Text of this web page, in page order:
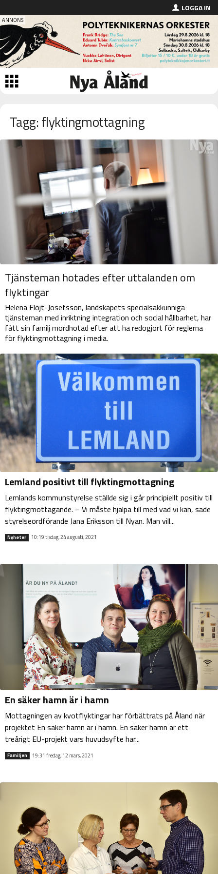
LOGGA IN
Tagg: flyktingmottagning
Tjänsteman hotades efter uttalanden om
flyktingar
Helena Flöjt-Josefsson, landskapets specialsakkunniga
tjänsteman med inriktning integration och social hållbarhet, har
fått sin familj mordhotad efter att ha redogjort för reglerna
för flyktingmottagning i media.
Lemland positivt till flyktingmottagning
Lemlands kommunstyrelse ställde sig i går principiellt positiv till
flyktingmottagande. – Vi måste hjälpa till med vad vi kan, sade
styrelseordförande Jana Eriksson till Nyan. Man vill...
Nyheter 10:19 tisdag, 24 augusti, 2021
En säker hamn är i hamn
Mottagningen av kvotflyktingar har förbättrats på Åland när
projektet En säker hamn är i hamn. En säker hamn är ett
treårigt EU-projekt vars huvudsyfte har...
Familjen 19:31 fredag, 12 mars, 2021